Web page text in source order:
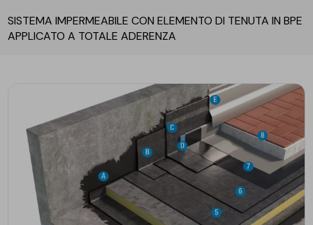
SISTEMA IMPERMEABILE CON ELEMENTO DI TENUTA IN BPE
APPLICATO A TOTALE ADERENZA